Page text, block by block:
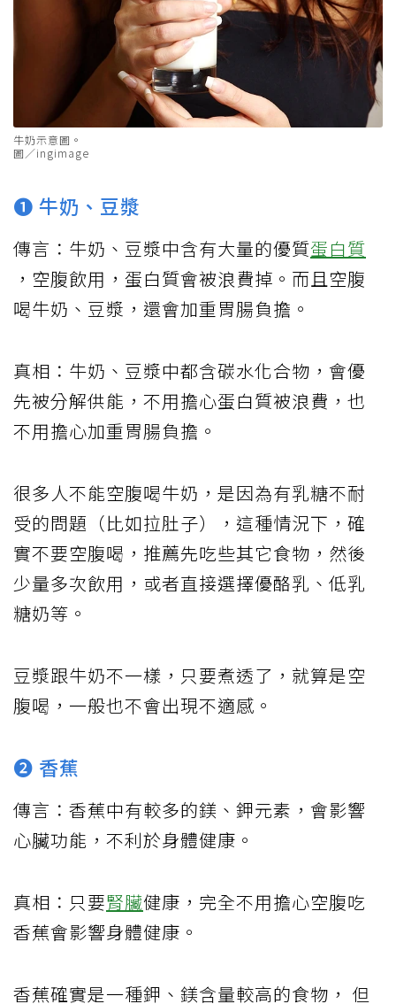
牛奶示意圖。
圖／ingimage
➊ 牛奶、豆漿
傳言：牛奶、豆漿中含有大量的優質蛋白質
，空腹飲用，蛋白質會被浪費掉。而且空腹
喝牛奶、豆漿，還會加重胃腸負擔。
真相：牛奶、豆漿中都含碳水化合物，會優
先被分解供能，不用擔心蛋白質被浪費，也
不用擔心加重胃腸負擔。
很多人不能空腹喝牛奶，是因為有乳糖不耐
受的問題（比如拉肚子），這種情況下，確
實不要空腹喝，推薦先吃些其它食物，然後
少量多次飲用，或者直接選擇優酪乳、低乳
糖奶等。
豆漿跟牛奶不一樣，只要煮透了，就算是空
腹喝，一般也不會出現不適感。
➋ 香蕉
傳言：香蕉中有較多的鎂、鉀元素，會影響
心臟功能，不利於身體健康。
真相：只要腎臟健康，完全不用擔心空腹吃
香蕉會影響身體健康。
香蕉確實是一種鉀、鎂含量較高的食物， 但